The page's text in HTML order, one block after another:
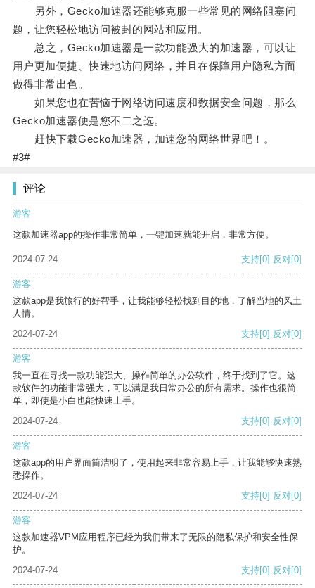
另外，Gecko加速器还能够克服一些常见的网络阻塞问
题，让您轻松地访问被封的网站和应用。
总之，Gecko加速器是一款功能强大的加速器，可以让
用户更加便捷、快速地访问网络，并且在保障用户隐私方面
做得非常出色。
如果您也在苦恼于网络访问速度和数据安全问题，那么
Gecko加速器便是您不二之选。
赶快下载Gecko加速器，加速您的网络世界吧！。
#3#
评论
游客
这款加速器app的操作非常简单，一键加速就能开启，非常方便。
2024-07-24 支持[0] 反对[0]
游客
这款app是我旅行的好帮手，让我能够轻松找到目的地，了解当地的风土
人情。
2024-07-24
支持[0] 反对[0]
游客
我一直在寻找一款功能强大、操作简单的办公软件，终于找到了它。这
款软件的功能非常强大，可以满足我日常办公的所有需求。操作也很简
单，即使是小白也能快速上手。
2024-07-24
支持[0] 反对[0]
游客
这款app的用户界面简洁明了，使用起来非常容易上手，让我能够快速熟
悉操作。
2024-07-24
支持[0] 反对[0]
游客
这款加速器VPM应用程序已经为我们带来了无限的隐私保护和安全性保
护。
2024-07-24
支持[0] 反对[0]